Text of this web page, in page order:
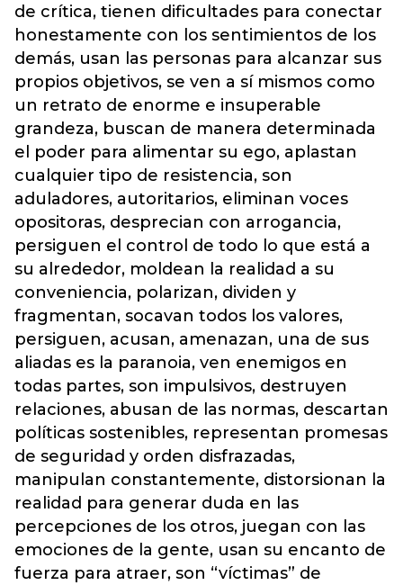
de crítica, tienen dificultades para conectar
honestamente con los sentimientos de los
demás, usan las personas para alcanzar sus
propios objetivos, se ven a sí mismos como
un retrato de enorme e insuperable
grandeza, buscan de manera determinada
el poder para alimentar su ego, aplastan
cualquier tipo de resistencia, son
aduladores, autoritarios, eliminan voces
opositoras, desprecian con arrogancia,
persiguen el control de todo lo que está a
su alrededor, moldean la realidad a su
conveniencia, polarizan, dividen y
fragmentan, socavan todos los valores,
persiguen, acusan, amenazan, una de sus
aliadas es la paranoia, ven enemigos en
todas partes, son impulsivos, destruyen
relaciones, abusan de las normas, descartan
políticas sostenibles, representan promesas
de seguridad y orden disfrazadas,
manipulan constantemente, distorsionan la
realidad para generar duda en las
percepciones de los otros, juegan con las
emociones de la gente, usan su encanto de
fuerza para atraer, son “víctimas” de